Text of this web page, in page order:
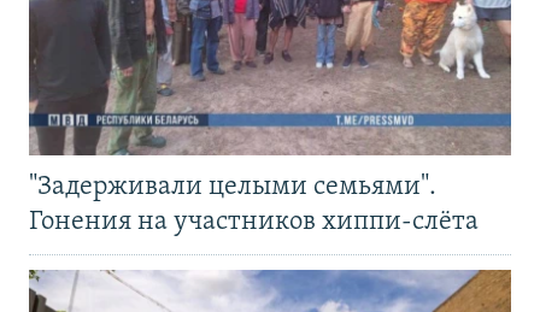
"Задерживали целыми семьями".
Гонения на участников хиппи-слёта